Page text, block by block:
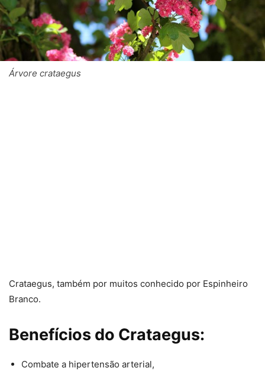
Árvore crataegus
Crataegus, também por muitos conhecido por Espinheiro
Branco.
Benefícios do Crataegus:
Combate a hipertensão arterial,